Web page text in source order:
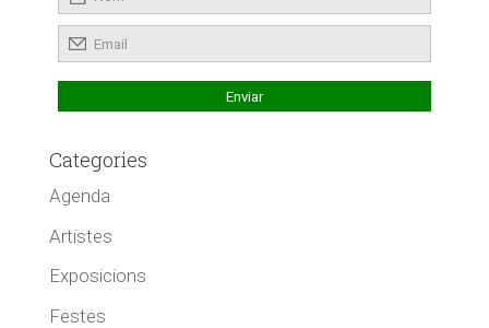
Categories
Agenda
Artistes
Exposicions
Festes